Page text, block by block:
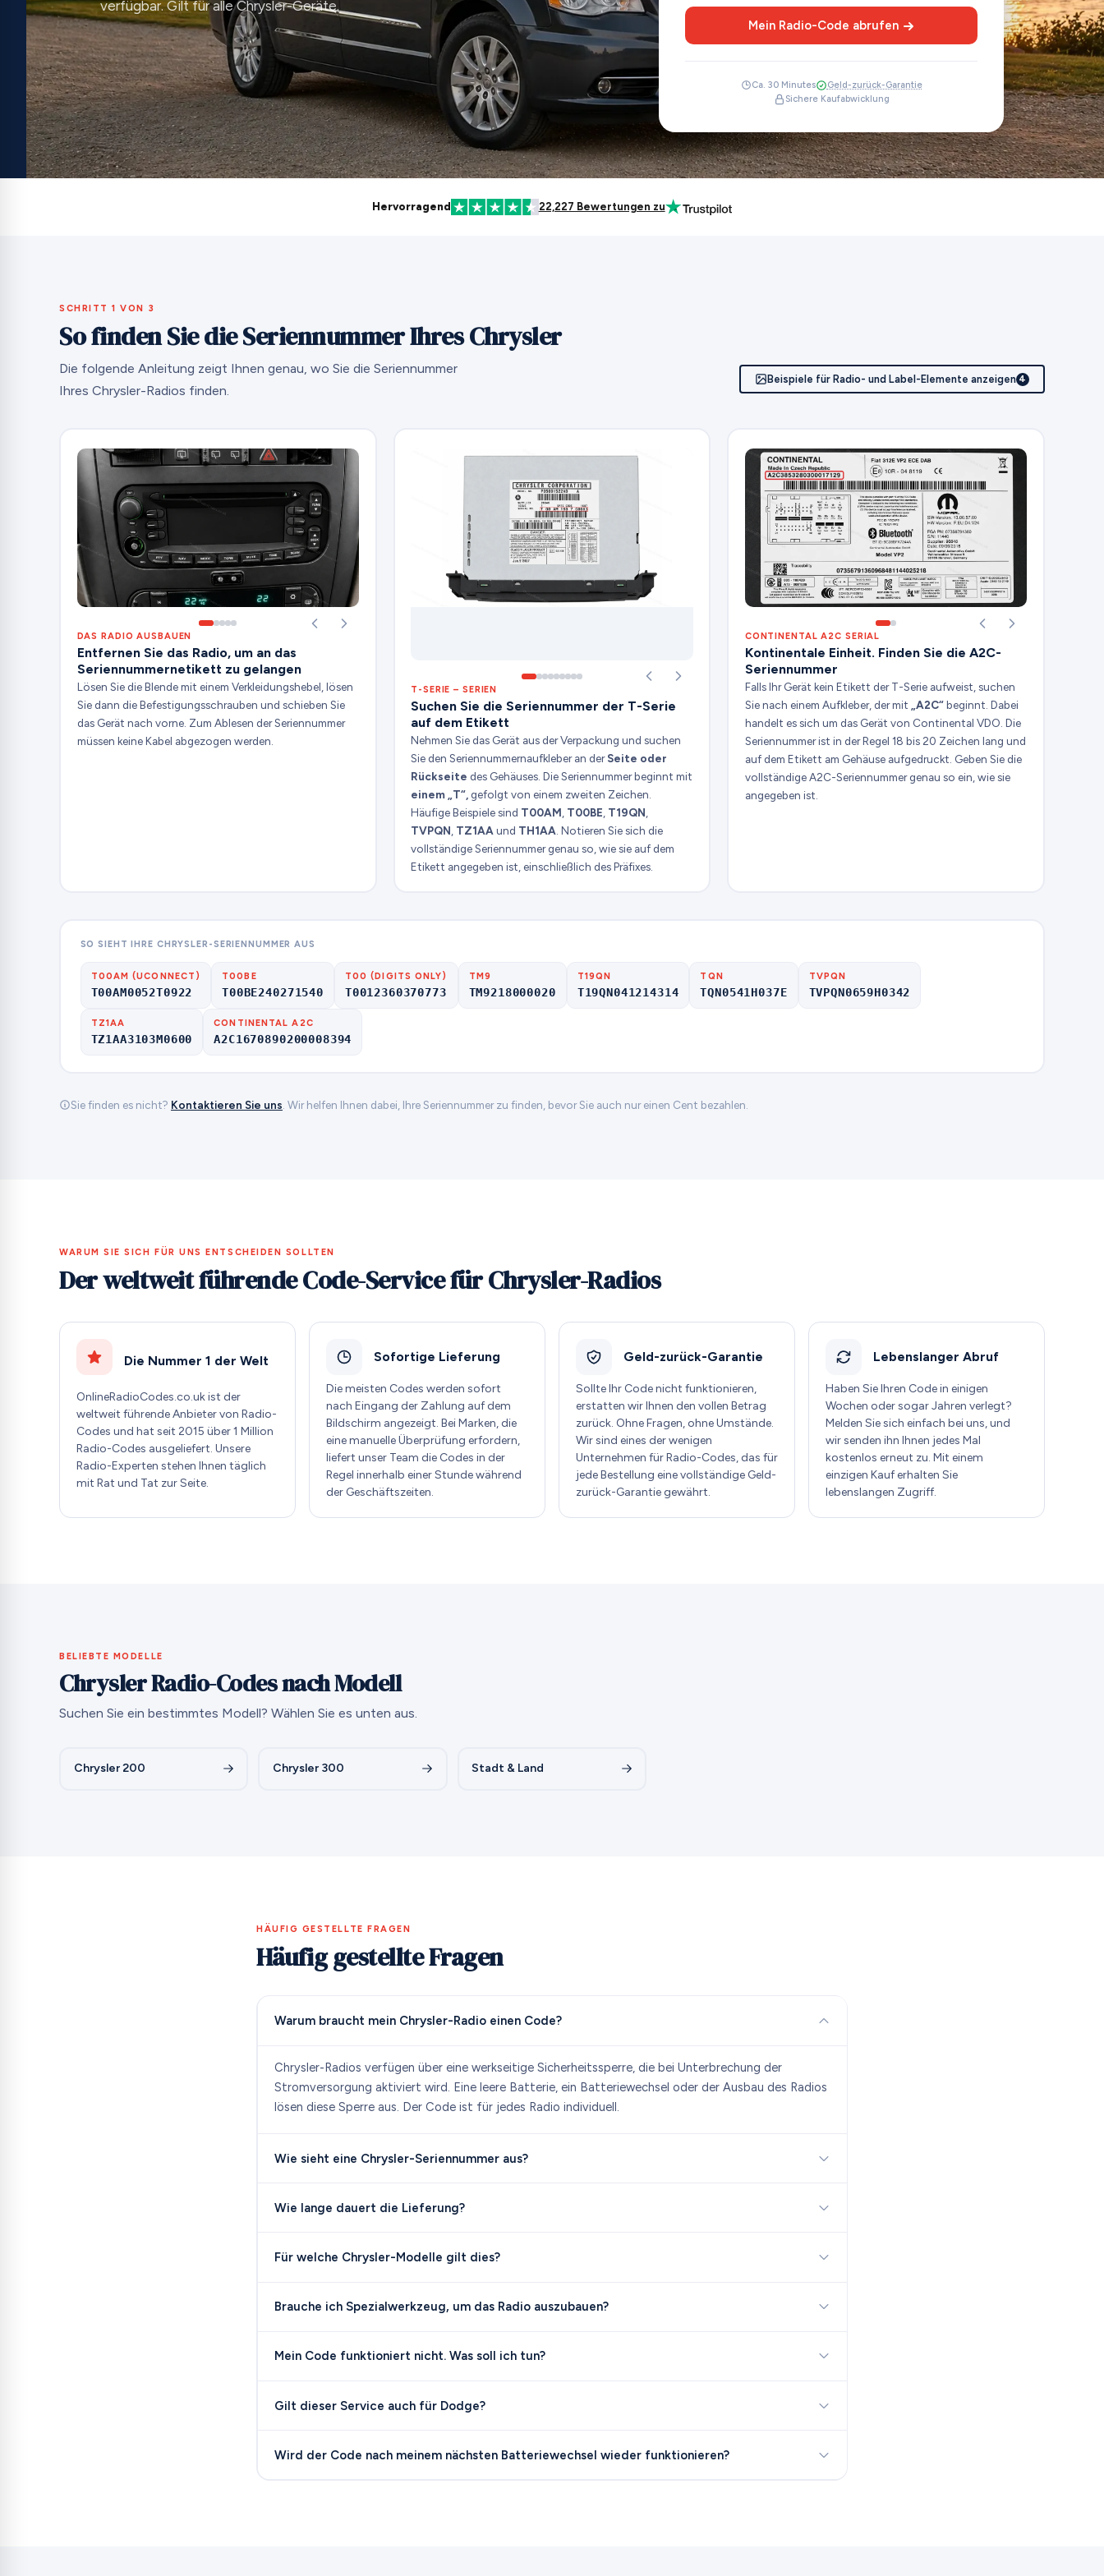
verfügbar. Gilt für alle Chrysler-Geräte.
Mein Radio-Code abrufen
Ca. 30 Minutes
Geld-zurück-Garantie
Sichere Kaufabwicklung
Hervorragend 22,227 Bewertungen zu
SCHRITT 1 VON 3
So finden Sie die Seriennummer Ihres Chrysler
Die folgende Anleitung zeigt Ihnen genau, wo Sie die Seriennummer
Ihres Chrysler-Radios finden.
Beispiele für Radio- und Label-Elemente anzeigen 4
DAS RADIO AUSBAUEN
Entfernen Sie das Radio, um an das
Seriennummernetikett zu gelangen
Lösen Sie die Blende mit einem Verkleidungshebel, lösen
Sie dann die Befestigungsschrauben und schieben Sie
das Gerät nach vorne. Zum Ablesen der Seriennummer
müssen keine Kabel abgezogen werden.
T-SERIE – SERIEN
Suchen Sie die Seriennummer der T-Serie
auf dem Etikett
Nehmen Sie das Gerät aus der Verpackung und suchen
Sie den Seriennummernaufkleber an derSeite oder
Rückseite des Gehäuses. Die Seriennummer beginnt mit
einem „T“, gefolgt von einem zweiten Zeichen.
Häufige Beispiele sind T00AM T00BE T19QN
TVPQN TZ1AA und TH1AA . Notieren Sie sich die
vollständige Seriennummer genau so, wie sie auf dem
Etikett angegeben ist, einschließlich des Präfixes.
CONTINENTAL A2C SERIAL
Kontinentale Einheit. Finden Sie die A2C-
Seriennummer
Falls Ihr Gerät kein Etikett der T-Serie aufweist, suchen
Sie nach einem Aufkleber, der mit „A2C“beginnt. Dabei
handelt es sich um das Gerät von Continental VDO. Die
Seriennummer ist in der Regel 18 bis 20 Zeichen lang und
auf dem Etikett am Gehäuse aufgedruckt. Geben Sie die
vollständige A2C-Seriennummer genau so ein, wie sie
angegeben ist.
SO SIEHT IHRE CHRYSLER-SERIENNUMMER AUS
T00AM (UCONNECT)
T00AM0052T0922
T00BE
T00BE240271540
T00 (DIGITS ONLY)
T0012360370773
TM9
TM9218000020
T19QN
T19QN041214314
TQN
TQN0541H037E
TVPQN
TVPQN0659H0342
TZ1AA
TZ1AA3103M0600
CONTINENTAL A2C
A2C1670890200008394
Sie finden es nicht? Kontaktieren Sie uns . Wir helfen Ihnen dabei, Ihre Seriennummer zu finden, bevor Sie auch nur einen Cent bezahlen.
WARUM SIE SICH FÜR UNS ENTSCHEIDEN SOLLTEN
Der weltweit führende Code-Service für Chrysler-Radios
Die Nummer 1 der Welt
OnlineRadioCodes.co.uk ist der
weltweit führende Anbieter von Radio-
Codes und hat seit 2015 über 1 Million
Radio-Codes ausgeliefert. Unsere
Radio-Experten stehen Ihnen täglich
mit Rat und Tat zur Seite.
Sofortige Lieferung
Die meisten Codes werden sofort
nach Eingang der Zahlung auf dem
Bildschirm angezeigt. Bei Marken, die
eine manuelle Überprüfung erfordern,
liefert unser Team die Codes in der
Regel innerhalb einer Stunde während
der Geschäftszeiten.
Geld-zurück-Garantie
Sollte Ihr Code nicht funktionieren,
erstatten wir Ihnen den vollen Betrag
zurück. Ohne Fragen, ohne Umstände.
Wir sind eines der wenigen
Unternehmen für Radio-Codes, das für
jede Bestellung eine vollständige Geld-
zurück-Garantie gewährt.
Lebenslanger Abruf
Haben Sie Ihren Code in einigen
Wochen oder sogar Jahren verlegt?
Melden Sie sich einfach bei uns, und
wir senden ihn Ihnen jedes Mal
kostenlos erneut zu. Mit einem
einzigen Kauf erhalten Sie
lebenslangen Zugriff.
BELIEBTE MODELLE
Chrysler Radio-Codes nach Modell
Suchen Sie ein bestimmtes Modell? Wählen Sie es unten aus.
Chrysler 200 Chrysler 300 Stadt & Land
HÄUFIG GESTELLTE FRAGEN
Häufig gestellte Fragen
Warum braucht mein Chrysler-Radio einen Code?
Chrysler-Radios verfügen über eine werkseitige Sicherheitssperre, die bei Unterbrechung der
Stromversorgung aktiviert wird. Eine leere Batterie, ein Batteriewechsel oder der Ausbau des Radios
lösen diese Sperre aus. Der Code ist für jedes Radio individuell.
Wie sieht eine Chrysler-Seriennummer aus?
Wie lange dauert die Lieferung?
Für welche Chrysler-Modelle gilt dies?
Brauche ich Spezialwerkzeug, um das Radio auszubauen?
Mein Code funktioniert nicht. Was soll ich tun?
Gilt dieser Service auch für Dodge?
Wird der Code nach meinem nächsten Batteriewechsel wieder funktionieren?